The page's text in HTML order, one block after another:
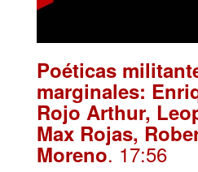
Poéticas
marginales:
Rojo Arthur,
Max Rojas,
Moreno. 17:56